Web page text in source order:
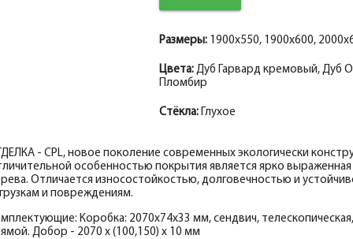
Притворная планка МДФ экошпон, дуб
Притворная планка МДФ экошпон, дуб
Притворная планка МДФ nanotex, ваниль
Притворная планка МДФ nanotex,
Размеры:1900x550, 1900x600,
Цвета:Дуб Гарвард кремовый, Дуб
Пломбир
Стёкла:Глухое
- CPL, новое поколение современных экологически
особенностью покрытия является ярко
Отличается износостойкостью, долговечностью и
и повреждениям.
Коробка: 2070х74х33 мм, сендвич,
Добор - 2070 х (100,150) х 10 мм